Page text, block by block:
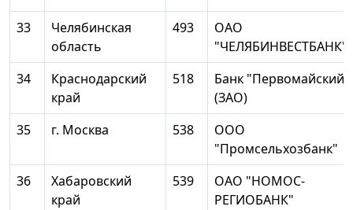
33
Челябинская
область
493
ОАО
"ЧЕЛЯБИНВЕСТБАНК"
34
Краснодарский
край
518
Банк "Первомайский"
(ЗАО)
35
г. Москва 538
ООО
"Промсельхозбанк"
36
Хабаровский
край
539
ОАО "НОМОС-
РЕГИОБАНК"